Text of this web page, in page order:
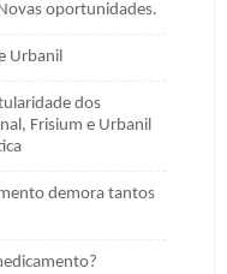
oportunidades.
Urbanil
dos
Frisium e Urbanil
demora tantos